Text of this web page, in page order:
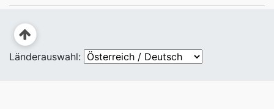
Länderauswahl: